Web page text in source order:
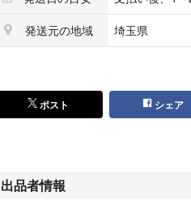
発送元の地域
埼玉県
ポスト シェア
出品者情報